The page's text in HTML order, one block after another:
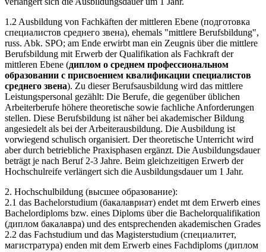
1.2 Ausbildung von Fachkäften der mittleren Ebene (подготовка
специалистов среднего звена), ehemals "mittlere Berufsbildung",
russ. Abk. SPO; am Ende erwirbt man ein Zeugnis über die mittlere
Berufsbildung mit Erwerb der Qualifikation als Fachkraft der
mittleren Ebene (диплом о среднем профессиональном
образовании с присвоением квалификации специалистов
среднего звена). Zu dieser Berufsausbildung wird das mittlere
Leistungspersonal gezählt: Die Berufe, die gegenüber üblichen
Arbeiterberufe höhere theoretische sowie fachliche Anforderungen
stellen. Diese Berufsbildung ist näher bei akademischer Bildung
angesiedelt als bei der Arbeiterausbildung. Die Ausbildung ist
vorwiegend schulisch organisiert. Der theoretische Unterricht wird
aber durch betriebliche Praxisphasen ergänzt. Die Ausbildungsdauer
beträgt je nach Beruf 2-3 Jahre. Beim gleichzeitigen Erwerb der
Hochschulreife verlängert sich die Ausbildungsdauer um 1 Jahr.
2. Hochschulbildung (высшее образование):
2.1 das Bachelorstudium (бакалавриат) endet mt dem Erwerb eines
Bachelordiploms bzw. eines Diploms über die Bachelorqualifikation
(диплом бакалавра) und des entsprechenden akademischen Grades
2.2 das Fachstudium und das Magisterstudium (специалитет,
магистратура) enden mit dem Erwerb eines Fachdiploms (диплом